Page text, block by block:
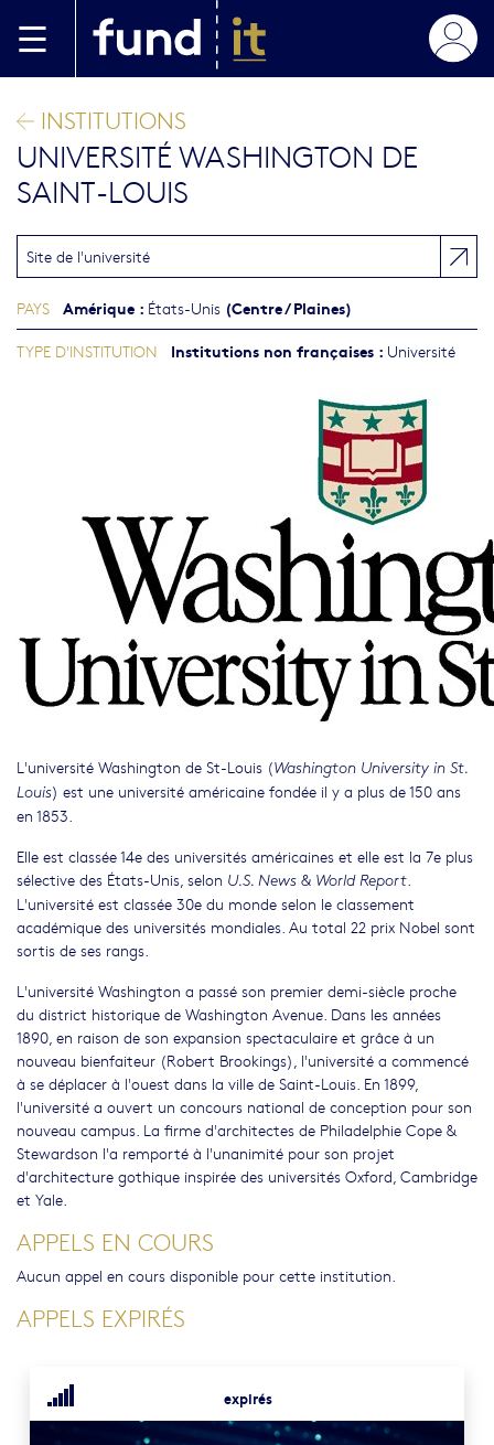
INSTITUTIONS
UNIVERSITÉ WASHINGTON DE
SAINT-LOUIS
L'université Washington de St-Louis (Washington University in St.
Louis) est une université américaine fondée il y a plus de 150 ans
en 1853.
Elle est classée 14e des universités américaines et elle est la 7e plus
sélective des États-Unis, selon U.S. News & World Report.
L'université est classée 30e du monde selon le classement
académique des universités mondiales. Au total 22 prix Nobel sont
sortis de ses rangs.
L'université Washington a passé son premier demi-siècle proche
du district historique de Washington Avenue. Dans les années
1890, en raison de son expansion spectaculaire et grâce à un
nouveau bienfaiteur (Robert Brookings), l'université a commencé
à se déplacer à l'ouest dans la ville de Saint-Louis. En 1899,
l'université a ouvert un concours national de conception pour son
nouveau campus. La firme d'architectes de Philadelphie Cope &
Stewardson l'a remporté à l'unanimité pour son projet
d'architecture gothique inspirée des universités Oxford, Cambridge
et Yale.
Site de l'université
PAYS Amérique : États-Unis (Centre / Plaines)
TYPE D'INSTITUTION Institutions non françaises : Université
APPELS EN COURS
Aucun appel en cours disponible pour cette institution.
APPELS EXPIRÉS
expirés